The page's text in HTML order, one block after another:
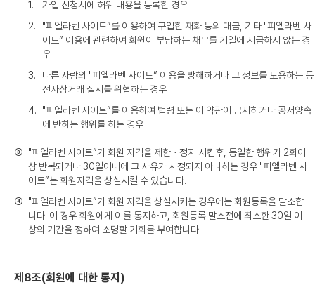
1.
가입 신청시에 허위 내용을 등록한 경우
2.
"피엘라벤 사이트”를 이용하여 구입한 재화 등의 대금, 기타 "피엘라벤 사
이트” 이용에 관련하여 회원이 부담하는 채무를 기일에 지급하지 않는 경
우
3.
다른 사람의 "피엘라벤 사이트” 이용을 방해하거나 그 정보를 도용하는 등
전자상거래 질서를 위협하는 경우
4.
"피엘라벤 사이트”를 이용하여 법령 또는 이 약관이 금지하거나 공서양속
에 반하는 행위를 하는 경우
③ "피엘라벤 사이트”가 회원 자격을 제한ㆍ정지 시킨후, 동일한 행위가 2회이
상 반복되거나 30일이내에 그 사유가 시정되지 아니하는 경우 "피엘라벤 사
이트”는 회원자격을 상실시킬 수 있습니다.
④ "피엘라벤 사이트”가 회원 자격을 상실시키는 경우에는 회원등록을 말소합
니다. 이 경우 회원에게 이를 통지하고, 회원등록 말소전에 최소한 30일 이
상의 기간을 정하여 소명할 기회를 부여합니다.
제8조(회원에 대한 통지)